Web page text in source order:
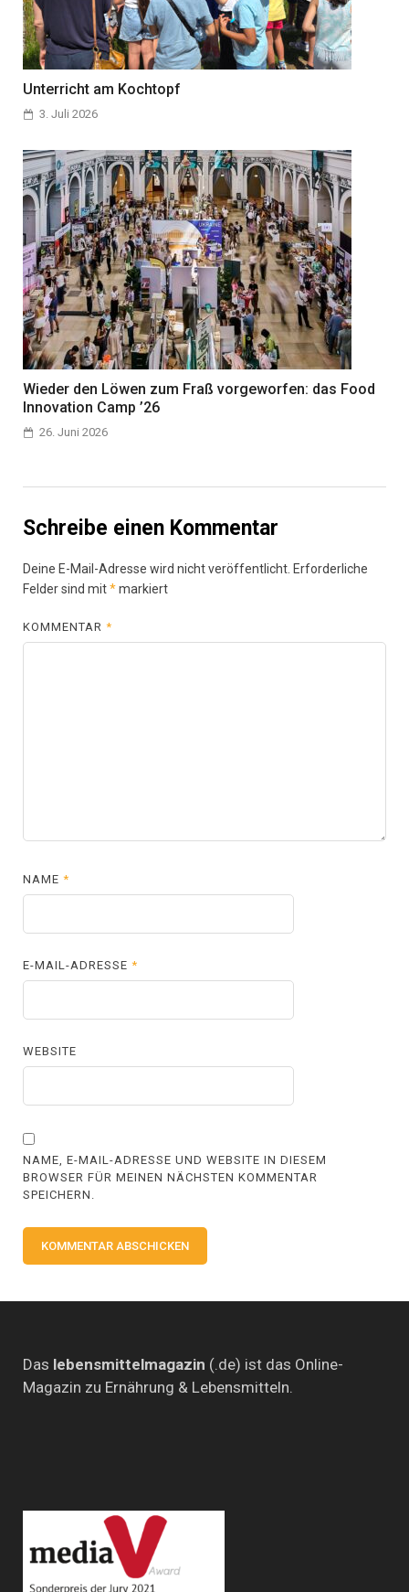
Unterricht am Kochtopf
3. Juli 2026
Wieder den Löwen zum Fraß vorgeworfen: das Food
Innovation Camp ’26
26. Juni 2026
Schreibe einen Kommentar
Deine E-Mail-Adresse wird nicht veröffentlicht. Erforderliche
Felder sind mit*markiert
KOMMENTAR*
NAME*
E-MAIL-ADRESSE*
WEBSITE
NAME, E-MAIL-ADRESSE UND WEBSITE IN DIESEM
BROWSER FÜR MEINEN NÄCHSTEN KOMMENTAR
SPEICHERN.
Das lebensmittelmagazin (.de) ist das Online-
Magazin zu Ernährung & Lebensmitteln.